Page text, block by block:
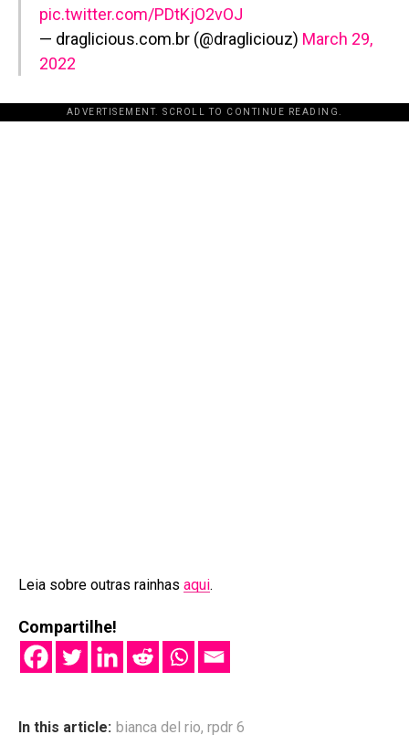
pic.twitter.com/PDtKjO2vOJ
— draglicious.com.br (@dragliciouz) March 29,
2022
ADVERTISEMENT. SCROLL TO CONTINUE READING.
Leia sobre outras rainhas aqui.
Compartilhe!
In this article: bianca del rio, rpdr 6